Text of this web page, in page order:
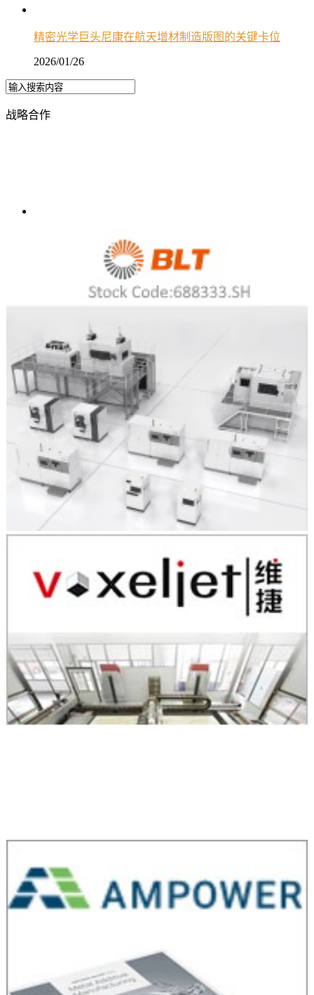
精密光学巨头尼康在航天增材制造版图的关键卡位
2026/01/26
战略合作